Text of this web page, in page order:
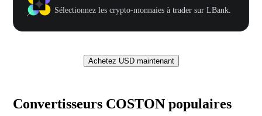
Sélectionnez les crypto-monnaies à trader sur LBank.
Achetez USD maintenant
Convertisseurs COSTON populaires